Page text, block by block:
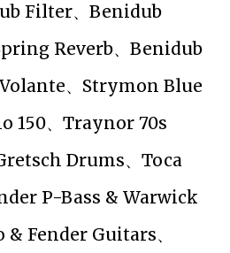
Filter、Benidub
Reverb、Benidub
、Strymon Blue
150、Traynor 70s
Drums、Toca
P-Bass & Warwick
Fender Guitars、